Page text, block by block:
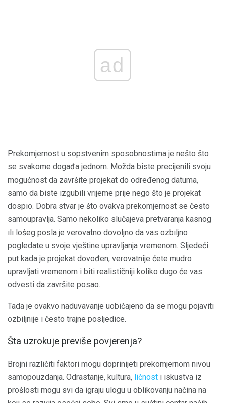
ad
Prekomjernost u sopstvenim sposobnostima je nešto što
se svakome događa jednom. Možda biste precijenili svoju
mogućnost da završite projekat do određenog datuma,
samo da biste izgubili vrijeme prije nego što je projekat
dospio. Dobra stvar je što ovakva prekomjernost se često
samoupravlja. Samo nekoliko slučajeva pretvaranja kasnog
ili lošeg posla je verovatno dovoljno da vas ozbiljno
pogledate u svoje vještine upravljanja vremenom. Sljedeći
put kada je projekat dovođen, verovatnije ćete mudro
upravljati vremenom i biti realističniji koliko dugo će vas
odvesti da završite posao.
Tada je ovakvo naduvavanje uobičajeno da se mogu pojaviti
ozbiljnije i često trajne posljedice.
Šta uzrokuje previše povjerenja?
Brojni različiti faktori mogu doprinijeti prekomjernom nivou
samopouzdanja. Odrastanje, kultura, ličnost i iskustva iz
prošlosti mogu svi da igraju ulogu u oblikovanju načina na